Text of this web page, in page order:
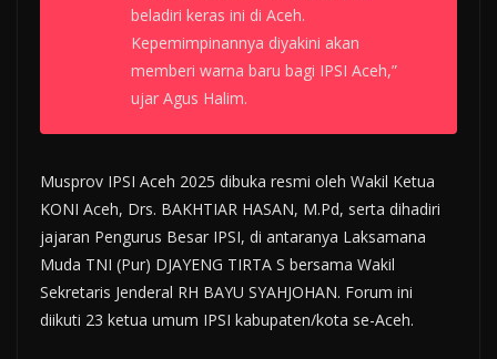
beladiri keras ini di Aceh.
Kepemimpinannya diyakini akan
memberi warna baru bagi IPSI Aceh,”
ujar Agus Halim.
Musprov IPSI Aceh 2025 dibuka resmi oleh Wakil Ketua
KONI Aceh, Drs. BAKHTIAR HASAN, M.Pd, serta dihadiri
jajaran Pengurus Besar IPSI, di antaranya Laksamana
Muda TNI (Pur) DJAYENG TIRTA S bersama Wakil
Sekretaris Jenderal RH BAYU SYAHJOHAN. Forum ini
diikuti 23 ketua umum IPSI kabupaten/kota se-Aceh.